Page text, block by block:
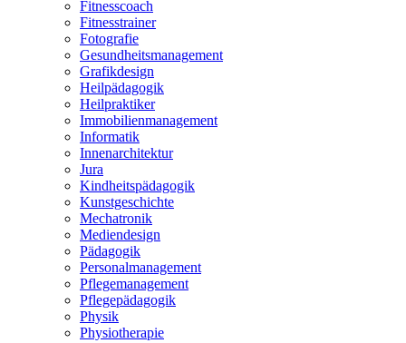
Fitnesscoach
Fitnesstrainer
Fotografie
Gesundheitsmanagement
Grafikdesign
Heilpädagogik
Heilpraktiker
Immobilienmanagement
Informatik
Innenarchitektur
Jura
Kindheitspädagogik
Kunstgeschichte
Mechatronik
Mediendesign
Pädagogik
Personalmanagement
Pflegemanagement
Pflegepädagogik
Physik
Physiotherapie